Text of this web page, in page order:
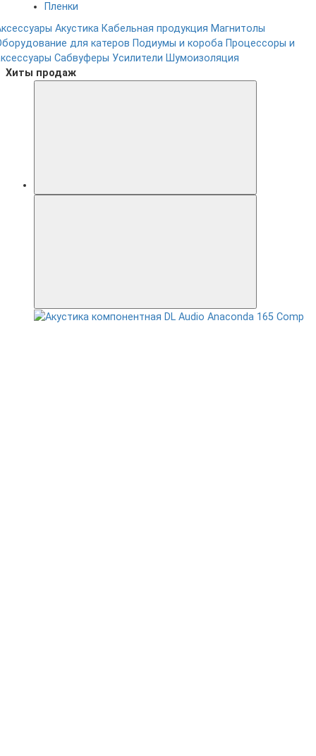
Пленки
Акустика Кабельная продукция Магнитолы
для катеров Подиумы и короба Процессоры и
Сабвуферы Усилители Шумоизоляция
Хиты продаж